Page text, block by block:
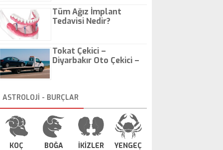
Tüm Ağız İmplant
Tedavisi Nedir?
Tokat Çekici –
Diyarbakır Oto Çekici –
ASTROLOJİ - BURÇLAR
KOÇ BOĞA İKİZLER YENGEÇ